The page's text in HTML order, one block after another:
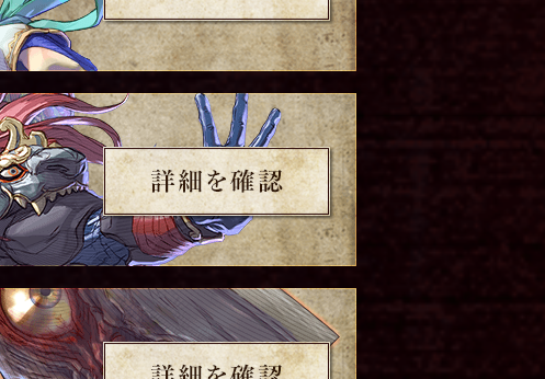
詳細を確認
詳細を確認